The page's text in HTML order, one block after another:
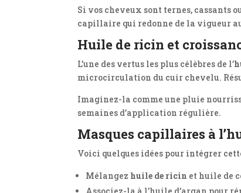
Si vos cheveux sont ternes, cassants
capillaire qui redonne de la vigueur
Huile de ricin et
L’une des vertus les plus célèbres de l’
microcirculation du cuir chevelu.
Imaginez-la comme une pluie
semaines d’application régulière.
Masques capillaires à
Voici quelques idées pour intégrer
Mélangez huile de ricin et huile de